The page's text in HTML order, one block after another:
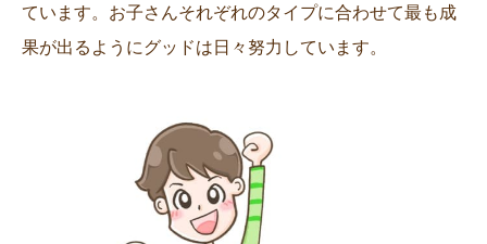
ています。お子さんそれぞれのタイプに合わせて最も成
果が出るようにグッドは日々努力しています。